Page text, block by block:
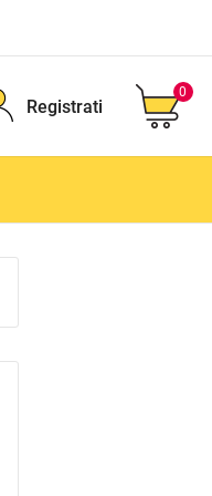
Registrati
0